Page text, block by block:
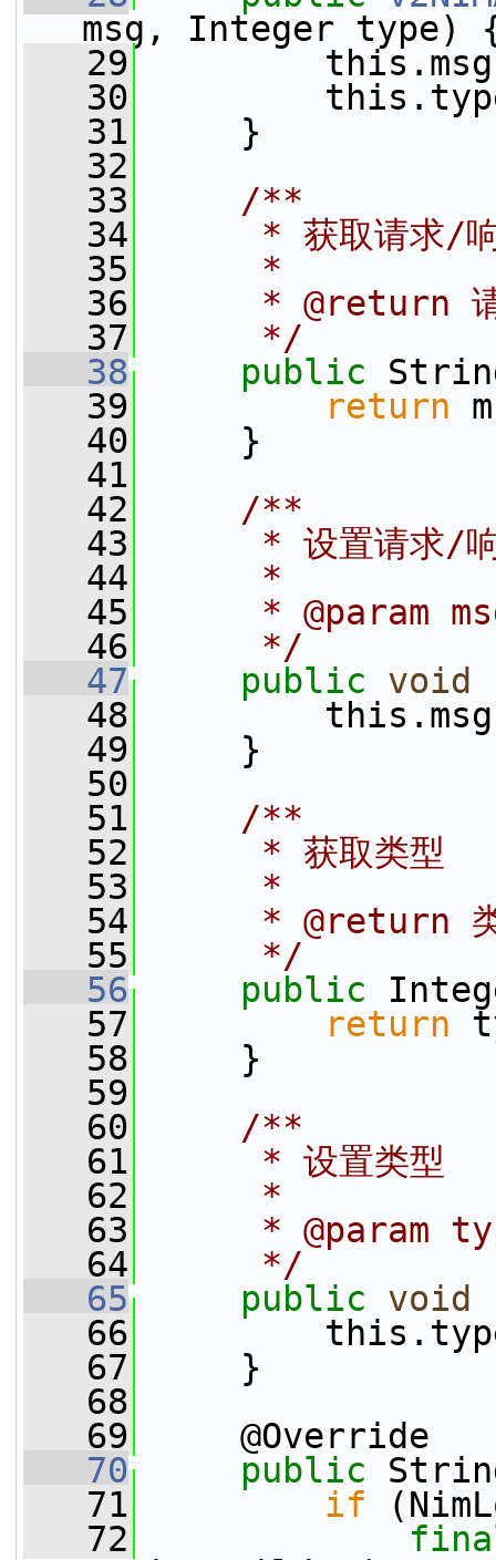
msg, Integer type)
   29
this.msg =
   30
this.type
   31
}
   32
   33
    /**
   34
* 获取请求/
   35
     *
   36
* @return
   37
     */
   38
public
   39
return
   40
}
   41
   42
    /**
   43
* 设置请求/
   44
     *
   45
* @param
   46
     */
   47
public void
   48
this.msg =
   49
}
   50
   51
    /**
   52
     * 获取类型
   53
     *
   54
* @return
   55
     */
   56
public
   57
return
   58
}
   59
   60
    /**
   61
     * 设置类型
   62
     *
   63
* @param
   64
     */
   65
public void
   66
this.type
   67
}
   68
   69
@Override
   70
public
   71
if
   72